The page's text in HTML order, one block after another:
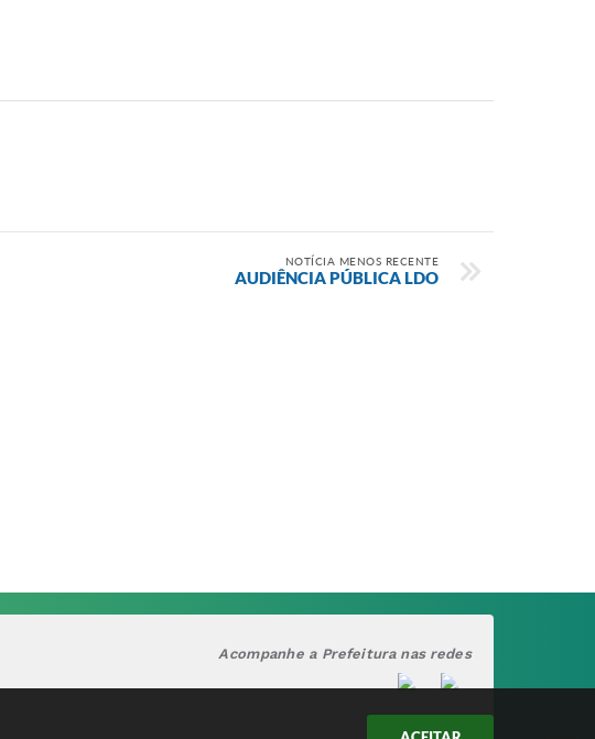
NOTÍCIA MENOS RECENTE
AUDIÊNCIA PÚBLICA LDO
Acompanhe a Prefeitura nas redes